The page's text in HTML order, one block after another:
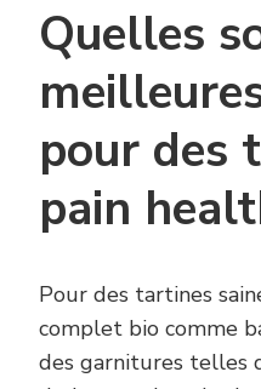
Quelles
pour des
pain
Pour des tartines
complet bio comme
des garnitures telles